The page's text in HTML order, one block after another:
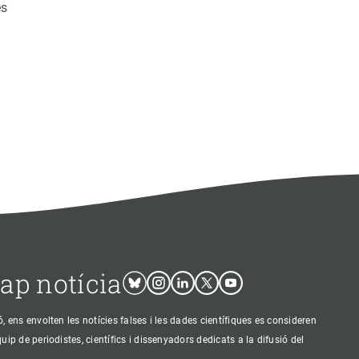
notícia BlueskyInstagram
LinkedinTwitterYoutube
ens envolten les notícies falses i les dades científiques es consideren
de periodistes, científics i dissenyadors dedicats a la difusió del